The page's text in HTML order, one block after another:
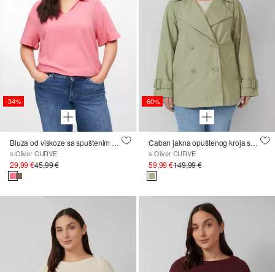
-34%
Bluza od viskoze sa spuštenim ramenima
s.Oliver CURVE
29,99 €45,99 €
-60%
Caban jakna opuštenog kroja sa zaobljenim rubom
s.Oliver CURVE
59,99 €149,99 €